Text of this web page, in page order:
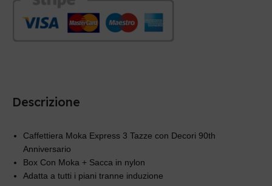
Descrizione
Caffettiera Moka Express 3 Tazze con Decori 90th
Anniversario
Box Con Moka + Sacca in nylon
Adatta a tutti i piani tranne induzione